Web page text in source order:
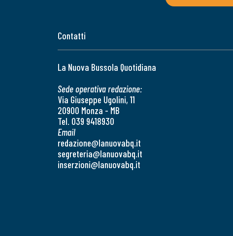
Contatti
La Nuova Bussola Quotidiana
Sede operativa redazione:
Via Giuseppe Ugolini, 11
20900 Monza - MB
Tel. 039 9418930
Email
redazione@lanuovabq.it
segreteria@lanuovabq.it
inserzioni@lanuovabq.it